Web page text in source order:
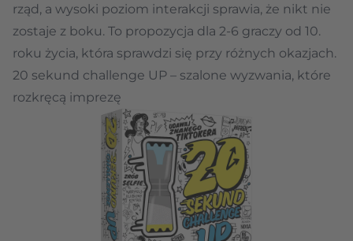
rząd, a wysoki poziom interakcji sprawia, że nikt nie
zostaje z boku. To propozycja dla 2-6 graczy od 10.
roku życia, która sprawdzi się przy różnych okazjach.
20 sekund challenge UP – szalone wyzwania, które
rozkręcą imprezę